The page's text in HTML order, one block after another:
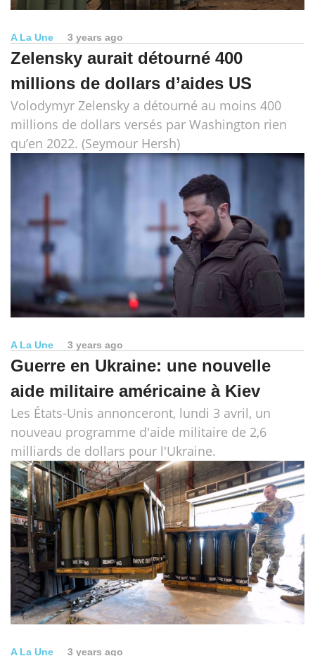
A La Une 3 years ago
Zelensky aurait détourné 400
millions de dollars d’aides US
Volodymyr Zelensky a détourné au moins 400
millions de dollars versés par Washington rien
qu’en 2022. (Seymour Hersh)
A La Une 3 years ago
Guerre en Ukraine: une nouvelle
aide militaire américaine à Kiev
Les États-Unis annonceront, lundi 3 avril, un
nouveau programme d'aide militaire de 2,6
milliards de dollars pour l'Ukraine.
A La Une 3 years ago